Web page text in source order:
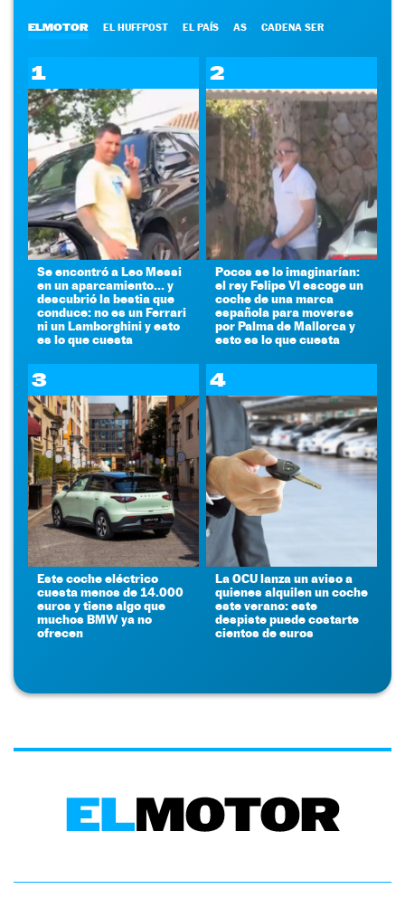
ELMOTOR EL HUFFPOST EL PAÍS AS CADENA SER
1
Se encontró a Leo Messi
en un aparcamiento... y
descubrió la bestia que
conduce: no es un Ferrari
ni un Lamborghini y esto
es lo que cuesta
2
Pocos se lo imaginarían:
el rey Felipe VI escoge un
coche de una marca
española para moverse
por Palma de Mallorca y
esto es lo que cuesta
3
Este coche eléctrico
cuesta menos de 14.000
euros y tiene algo que
muchos BMW ya no
ofrecen
4
La OCU lanza un aviso a
quienes alquilen un coche
este verano: este
despiste puede costarte
cientos de euros